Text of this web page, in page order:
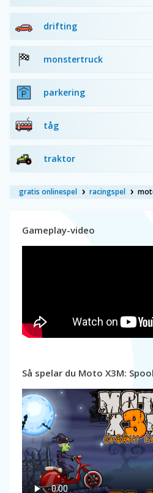
drifting
monstertruck
parkering
tåg
traktor
gratis onlinespel racingspel
Gameplay-video
Så spelar du Moto X3M: